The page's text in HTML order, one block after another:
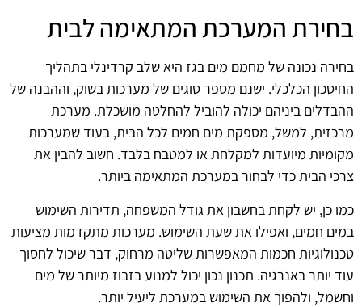
בחירת המערכת המתאימה לבית
בחירה נכונה של מחמם מים בגז היא שלב קרדינלי בתהליך
החיסכון הכלכלי. ישנם מספר סוגים של מערכות בשוק, וההבנה של
ההבדלים ביניהם יכולה להוביל להחלטה מושכלת. מערכת
מרכזית, למשל, מספקת מים חמים לכל הבית, בעוד שמערכות
מקומיות מיועדות למקלחת או למטבח בלבד. חשוב להבין את
צרכי הבית כדי לבחור במערכת המתאימה ביותר.
כמו כן, יש לקחת בחשבון את גודל המשפחה, תדירות השימוש
במים חמים, ואפילו את שעת השימוש. מערכות מתקדמות מציעות
טכנולוגיות חכמות המאפשרות שליטה מרחוק, דבר שיכול לחסוך
עוד יותר באנרגיה. תכנון נכון יכול למנוע בזבוז מיותר של מים
וחשמל, ולהפוך את השימוש במערכת ליעיל יותר.